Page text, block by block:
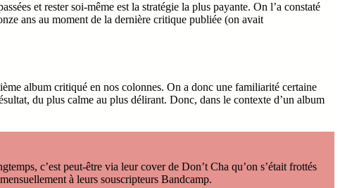
et rester soi-même est la stratégie la plus payante. On l’a constaté
ans au moment de la dernière critique publiée (on avait
album critiqué en nos colonnes. On a donc une familiarité certaine
du plus calme au plus délirant. Donc, dans le contexte d’un album
c’est peut-être via leur cover de Don’t Cha qu’on s’était frottés
à leurs souscripteurs Bandcamp.